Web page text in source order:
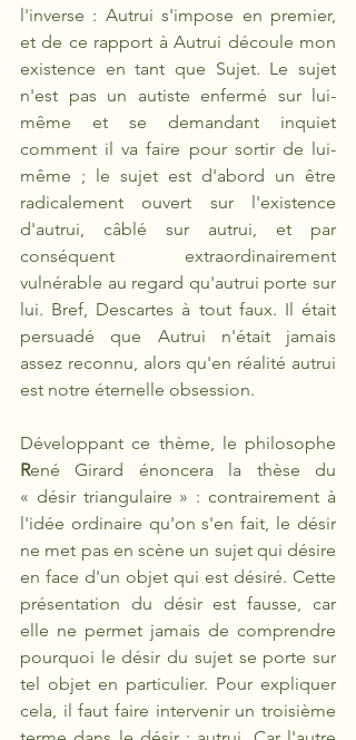
l'inverse : Autrui s'impose en premier,
et de ce rapport à Autrui découle mon
existence en tant que Sujet. Le sujet
n'est pas un autiste enfermé sur lui-
même et se demandant inquiet
comment il va faire pour sortir de lui-
même ; le sujet est d'abord un être
radicalement ouvert sur l'existence
d'autrui, câblé sur autrui, et par
conséquent extraordinairement
vulnérable au regard qu'autrui porte sur
lui. Bref, Descartes à tout faux. Il était
persuadé que Autrui n'était jamais
assez reconnu, alors qu'en réalité autrui
est notre éternelle obsession.
René Girard énoncera la thèse du
« désir triangulaire » : contrairement à
l'idée ordinaire qu'on s'en fait, le désir
ne met pas en scène un sujet qui désire
en face d'un objet qui est désiré. Cette
présentation du désir est fausse, car
elle ne permet jamais de comprendre
pourquoi le désir du sujet se porte sur
tel objet en particulier. Pour expliquer
cela, il faut faire intervenir un troisième